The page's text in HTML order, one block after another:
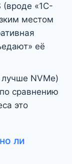
(вроде «1С-
местом
её
NVMe)
сравнению
это
ли